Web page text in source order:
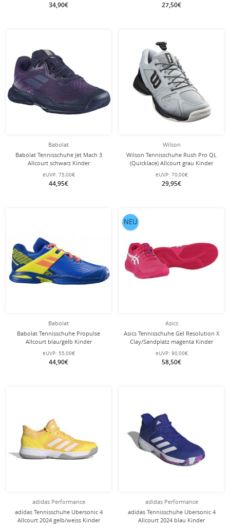
34,90€ 27,50€
Babolat
Babolat Tennisschuhe Jet Mach 3
Allcourt schwarz Kinder
eUVP: 75,00€
44,95€
Wilson
Wilson Tennisschuhe Rush Pro QL
(Quicklace) Allcourt grau Kinder
eUVP: 70,00€
29,95€
Babolat
Babolat Tennisschuhe Propulse
Allcourt blau/gelb Kinder
eUVP: 55,00€
44,90€
Asics
Asics Tennisschuhe Gel Resolution X
Clay/Sandplatz magenta Kinder
eUVP: 90,00€
58,50€
NEU
adidas Performance
adidas Tennisschuhe Ubersonic 4
Allcourt 2024 gelb/weiss Kinder
adidas Performance
adidas Tennisschuhe Ubersonic 4
Allcourt 2024 blau Kinder